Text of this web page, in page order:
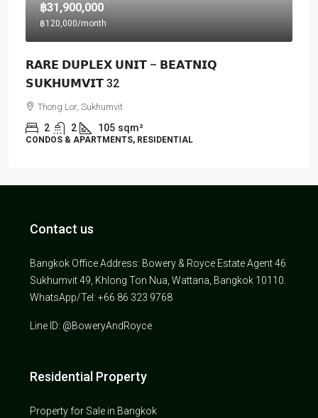
฿31,900,000
฿120,000/month
𝗥𝗔𝗥𝗘 𝗗𝗨𝗣𝗟𝗘𝗫 𝗨𝗡𝗜𝗧 – 𝗕𝗘𝗔𝗧𝗡𝗜𝗤
𝗦𝗨𝗞𝗛𝗨𝗠𝗩𝗜𝗧 32
Thong Lor, Sukhumvit
2 2 105 sqm²
CONDOS & APARTMENTS, RESIDENTIAL
Contact us
Bangkok Office Address: Bowery & Royce Estate Agent 46
Sukhumvit 49, Khlong Ton Nua, Wattana, Bangkok 10110.
WhatsApp/Tel: +66 86 323 9768
Line ID: @BoweryAndRoyce
Residential Property
Property for Sale in Bangkok